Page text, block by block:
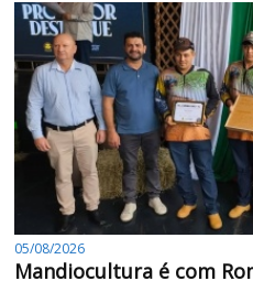
05/08/2026
Mandiocultura é com